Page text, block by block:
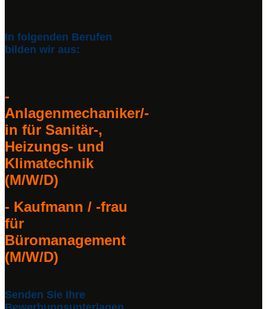
In folgenden Berufen
bilden wir aus:
-
Anlagenmechaniker/-
in für Sanitär-,
Heizungs- und
Klimatechnik
(M/W/D)
- Kaufmann / -frau
für
Büromanagement
(M/W/D)
Senden Sie Ihre